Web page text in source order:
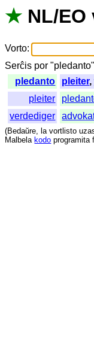
★ NL/EO
Vorto:
Serĉis por "
pledanto
pleiter,
pleiter
verdediger
(Bedaŭre, la vortlisto
Malbela kodo programita